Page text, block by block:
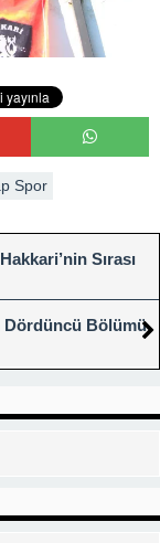
Spor
Sırası
Dördüncü Bölümü